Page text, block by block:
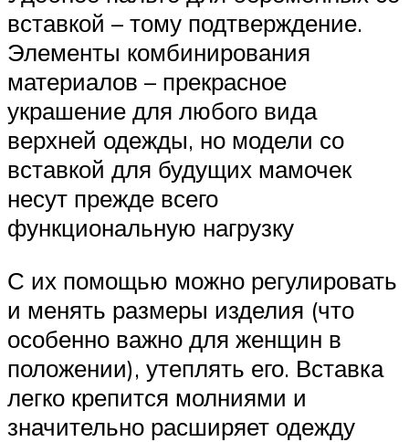
вставкой – тому подтверждение.
Элементы комбинирования
материалов – прекрасное
украшение для любого вида
верхней одежды, но модели со
вставкой для будущих мамочек
несут прежде всего
функциональную нагрузку
С их помощью можно регулировать
и менять размеры изделия (что
особенно важно для женщин в
положении), утеплять его. Вставка
легко крепится молниями и
значительно расширяет одежду